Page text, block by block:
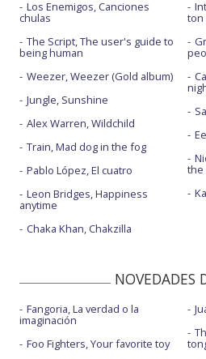
Los Enemigos, Canciones
chulas
The Script, The user's guide to
being human
Weezer, Weezer (Gold album)
Jungle, Sunshine
Alex Warren, Wildchild
Train, Mad dog in the fog
Pablo López, El cuatro
Leon Bridges, Happiness
anytime
Chaka Khan, Chakzilla
ton
the
NOVEDADES
Fangoria, La verdad o la
imaginación
Foo Fighters, Your favorite toy